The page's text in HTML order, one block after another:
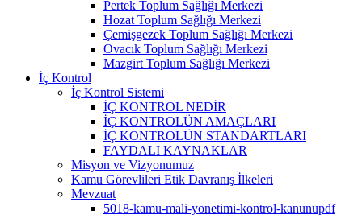
Pertek Toplum Sağlığı Merkezi
Hozat Toplum Sağlığı Merkezi
Çemişgezek Toplum Sağlığı Merkezi
Ovacık Toplum Sağlığı Merkezi
Mazgirt Toplum Sağlığı Merkezi
İç Kontrol
İç Kontrol Sistemi
İÇ KONTROL NEDİR
İÇ KONTROLÜN AMAÇLARI
İÇ KONTROLÜN STANDARTLARI
FAYDALI KAYNAKLAR
Misyon ve Vizyonumuz
Kamu Görevlileri Etik Davranış İlkeleri
Mevzuat
5018-kamu-mali-yonetimi-kontrol-kanunupdf